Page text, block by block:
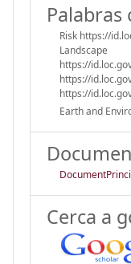
Palabras
Risk https://
Landscape
https://
https://
https://
Earth and
Cerca a